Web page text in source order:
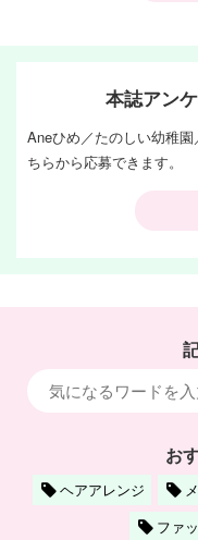
本誌アン
Aneひめ／たのしい幼稚
ちらから応募できます。
お
ヘアアレンジ
ファ